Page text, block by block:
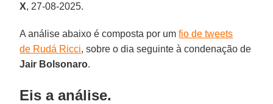
X, 27-08-2025.
A análise abaixo é composta por umfio de tweets
de Rudá Ricci, sobre o dia seguinte à condenação de
Jair Bolsonaro.
Eis a análise.